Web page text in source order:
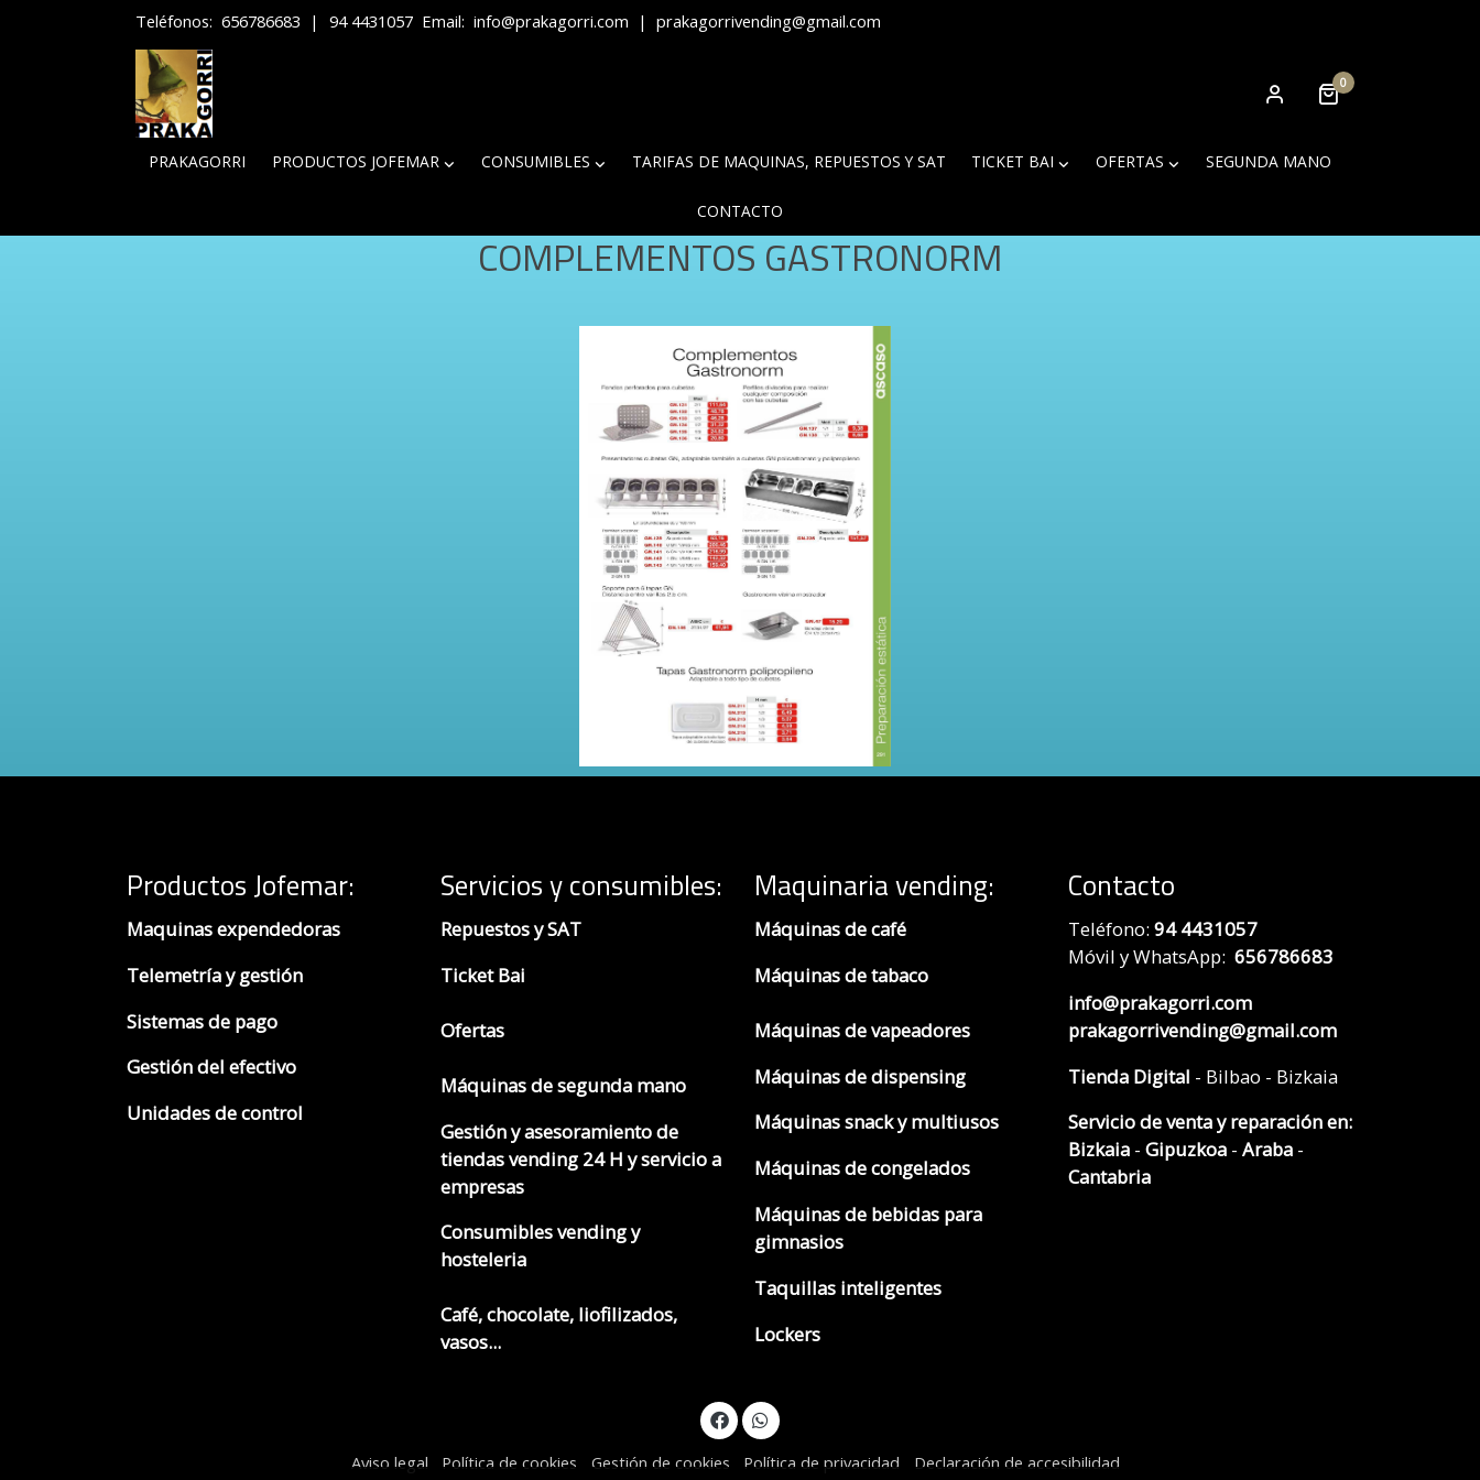
Teléfonos: 656786683 | 94 4431057 Email: info@prakagorri.com | prakagorrivending@gmail.com
0
PRAKAGORRI PRODUCTOS JOFEMAR CONSUMIBLES TARIFAS DE MAQUINAS, REPUESTOS Y SAT TICKET BAI OFERTAS SEGUNDA MANO
CONTACTO
COMPLEMENTOS GASTRONORM
Productos Jofemar:
Maquinas expendedoras
Telemetría y gestión
Sistemas de pago
Gestión del efectivo
Unidades de control
Servicios y consumibles:
Repuestos y SAT
Ticket Bai
Ofertas
Máquinas de segunda mano
Gestión y asesoramiento de
tiendas vending 24 H y servicio a
empresas
Consumibles vending y
hosteleria
Café, chocolate, liofilizados,
vasos...
Maquinaria vending:
Máquinas de café
Máquinas de tabaco
Máquinas de vapeadores
Máquinas de dispensing
Máquinas snack y multiusos
Máquinas de congelados
Máquinas de bebidas para
gimnasios
Taquillas inteligentes
Lockers
Contacto
Teléfono: 94 4431057
Móvil y WhatsApp: 656786683
info@prakagorri.com
prakagorrivending@gmail.com
Tienda Digital - Bilbao - Bizkaia
Servicio de venta y reparación en:
Bizkaia- Gipuzkoa- Araba-
Cantabria
Aviso legal Política de cookies Gestión de cookies Política de privacidad Declaración de accesibilidad